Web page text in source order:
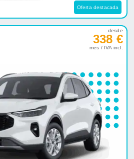
Oferta destacada
desde
338 €
mes / IVA incl.